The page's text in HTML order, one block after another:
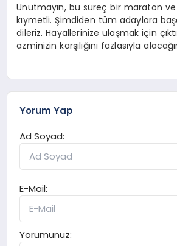
Unutmayın, bu süreç bir maraton ve
kıymetli. Şimdiden tüm adaylara
dileriz. Hayallerinize ulaşmak için
azminizin karşılığını fazlasıyla
Yorum Yap
Ad Soyad:
E-Mail:
Yorumunuz: